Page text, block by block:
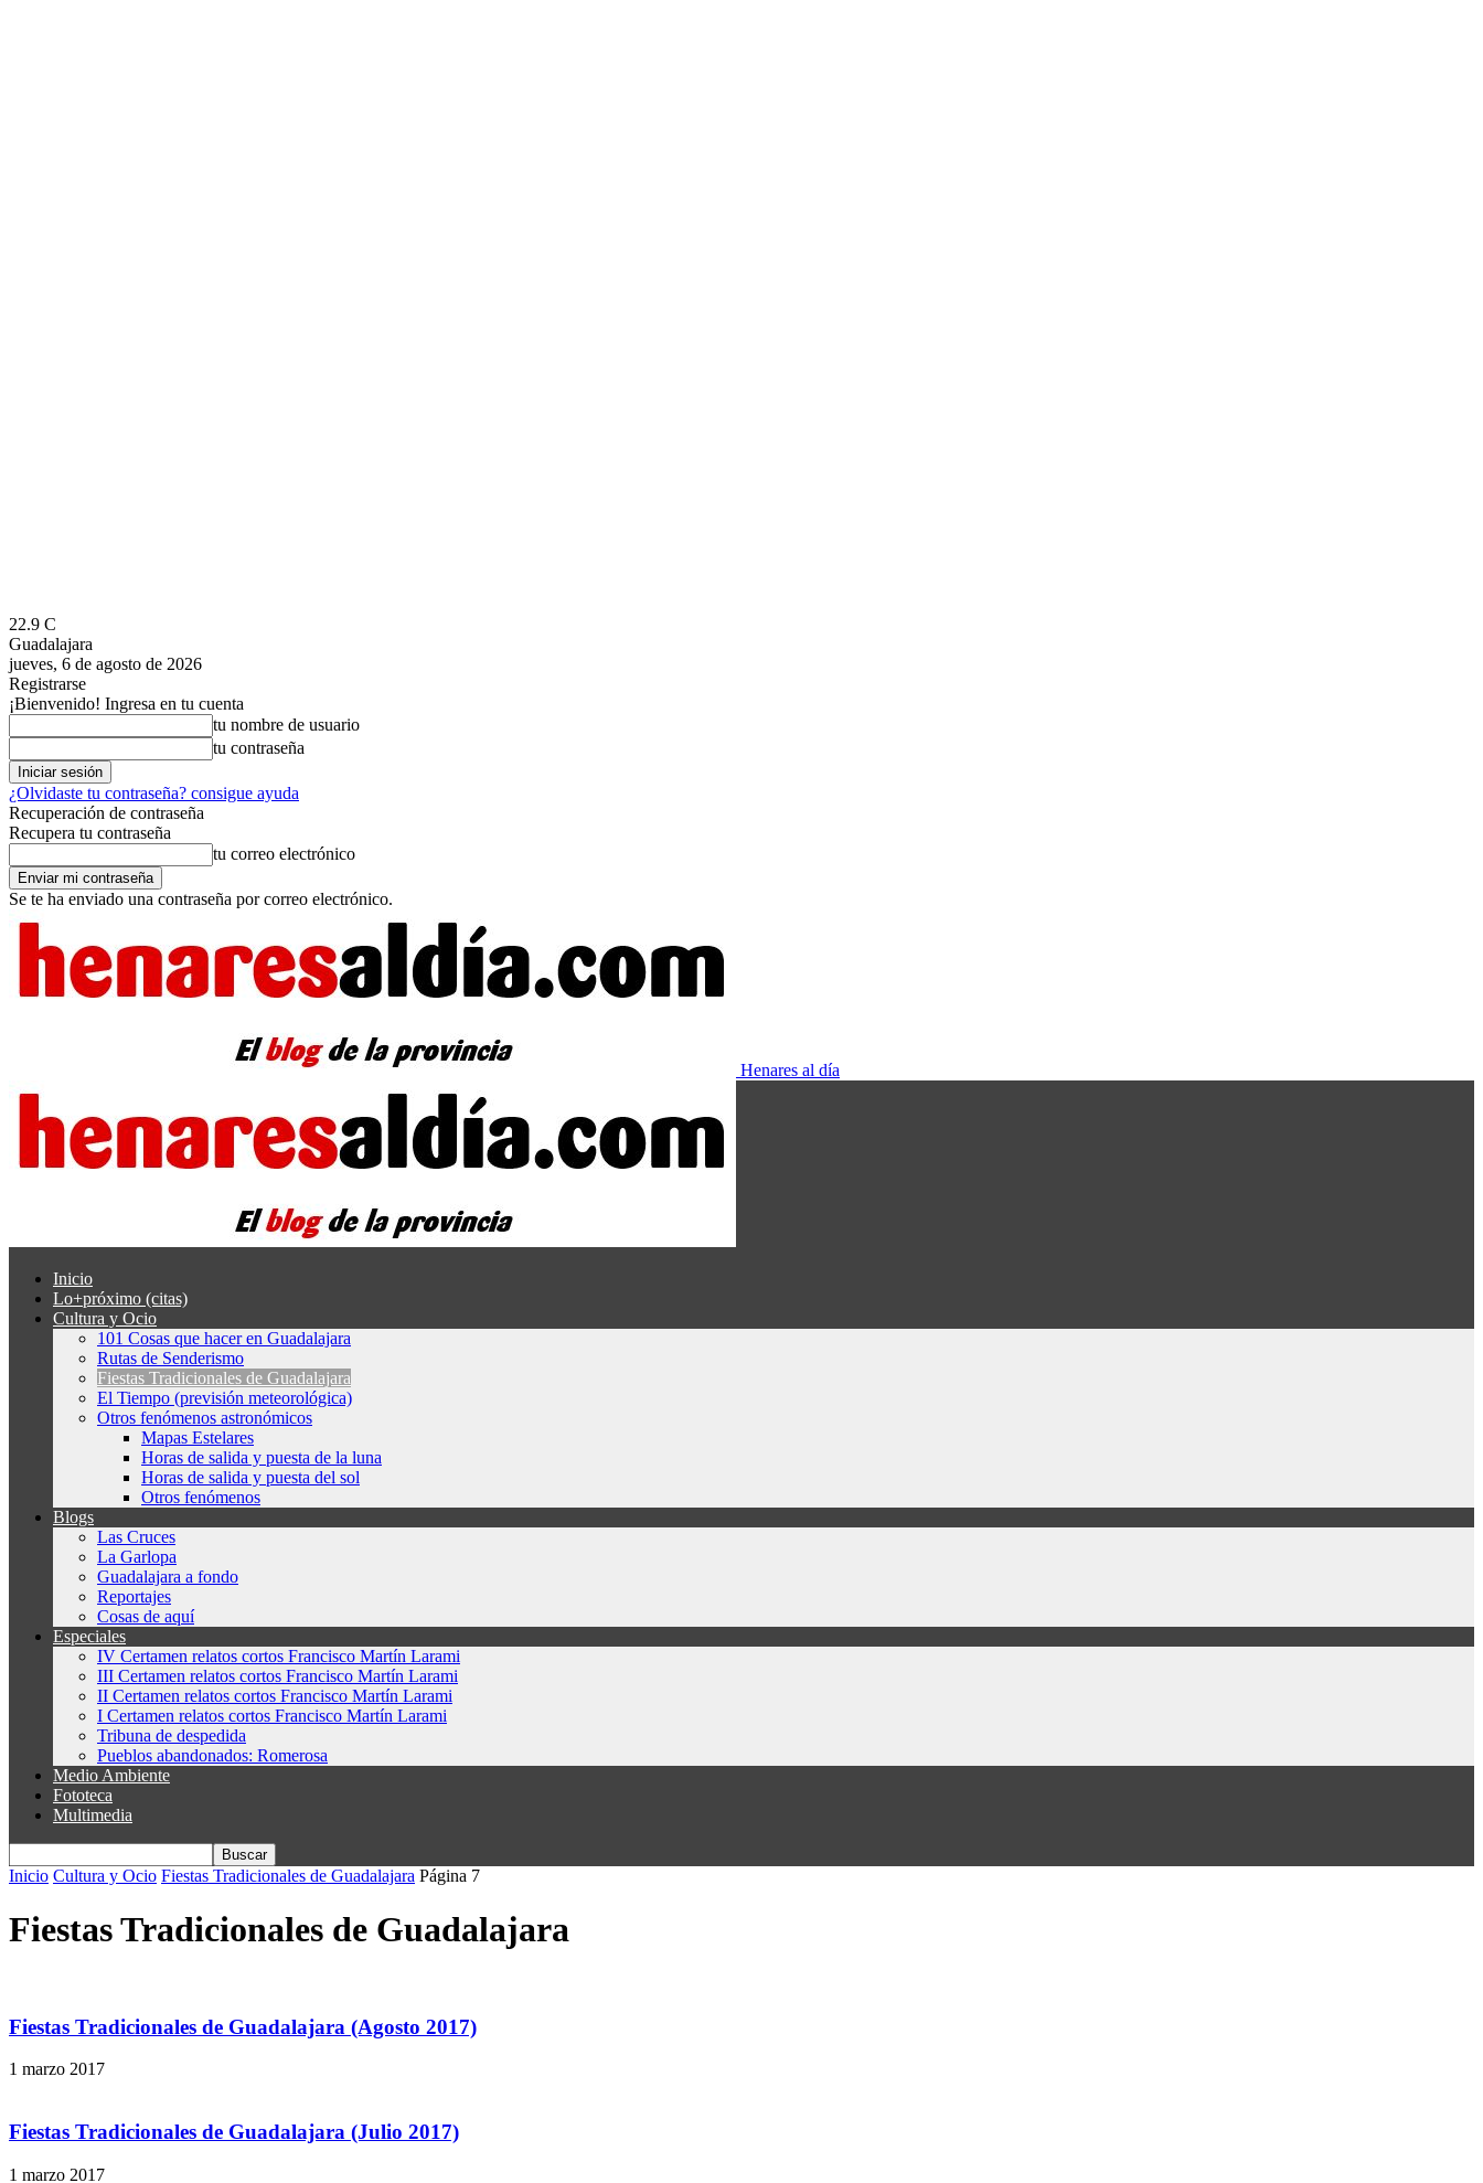
22.9 C
Guadalajara
jueves, 6 de agosto de 2026
Registrarse
¡Bienvenido! Ingresa en tu cuenta
tu nombre de usuario
tu contraseña
¿Olvidaste tu contraseña? consigue ayuda
Recuperación de contraseña
Recupera tu contraseña
tu correo electrónico
Se te ha enviado una contraseña por correo electrónico.
Henares al día
Inicio
Lo+próximo (citas)
Cultura y Ocio
101 Cosas que hacer en Guadalajara
Rutas de Senderismo
Fiestas Tradicionales de Guadalajara
El Tiempo (previsión meteorológica)
Otros fenómenos astronómicos
Mapas Estelares
Horas de salida y puesta de la luna
Horas de salida y puesta del sol
Otros fenómenos
Blogs
Las Cruces
La Garlopa
Guadalajara a fondo
Reportajes
Cosas de aquí
Especiales
IV Certamen relatos cortos Francisco Martín Larami
III Certamen relatos cortos Francisco Martín Larami
II Certamen relatos cortos Francisco Martín Larami
I Certamen relatos cortos Francisco Martín Larami
Tribuna de despedida
Pueblos abandonados: Romerosa
Medio Ambiente
Fototeca
Multimedia
Inicio Cultura y Ocio Fiestas Tradicionales de Guadalajara Página 7
Fiestas Tradicionales de Guadalajara
Fiestas Tradicionales de Guadalajara (Agosto 2017)
1 marzo 2017
Fiestas Tradicionales de Guadalajara (Julio 2017)
1 marzo 2017